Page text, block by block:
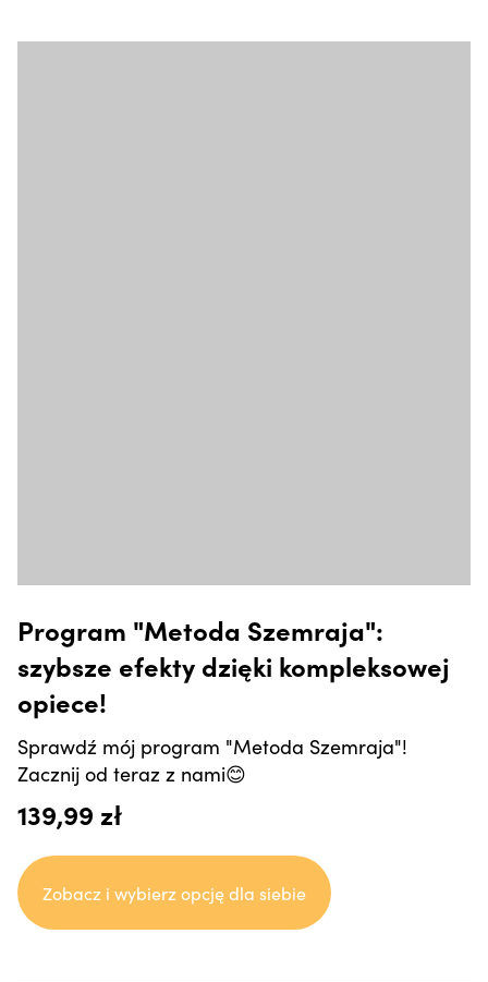
Program "Metoda Szemraja":
szybsze efekty dzięki kompleksowej
opiece!
Sprawdź mój program "Metoda Szemraja"!
Zacznij od teraz z nami😊
139,99 zł
Zobacz i wybierz opcję dla siebie